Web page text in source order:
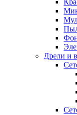
Дрели и